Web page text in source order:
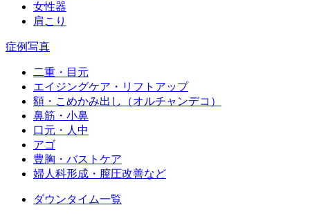
女性器
肩こり
症例写真
二重・目元
エイジングケア・リフトアップ
額・こめかみ出し（オルチャンデコ）
鼻筋・小鼻
口元・人中
アゴ
豊胸・バストケア
婦人科形成・膣圧改善など
ダウンタイム一覧